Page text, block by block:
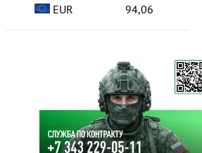
EUR
94,06